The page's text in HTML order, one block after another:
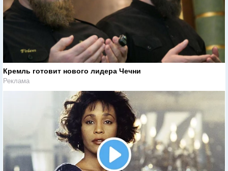
Кремль готовит нового лидера Чечни
Реклама